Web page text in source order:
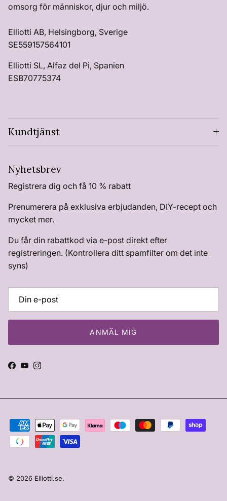
omsorg för människor, djur och miljö.
Elliotti AB, Helsingborg, Sverige
SE559157564101
Elliotti SL, Alfaz del Pi, Spanien
ESB70775374
Kundtjänst
Nyhetsbrev
Registrera dig och få 10 % rabatt
Prenumerera på exklusiva erbjudanden, DIY-recept och
mycket mer.
Du får din rabattkod via e-post direkt efter
registreringen. (Kontrollera ditt spamfilter om det inte
syns)
ANMÄL MIG
Facebook
YouTube
Instagram
© 2026 Elliotti.se.